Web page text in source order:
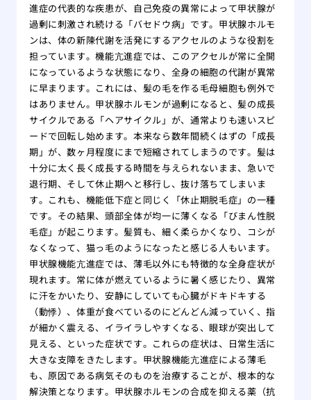
進症の代表的な疾患が、自己免疫の異常によって甲状腺が
過剰に刺激され続ける「バセドウ病」です。甲状腺ホルモ
ンは、体の新陳代謝を活発にするアクセルのような役割を
担っています。機能亢進症では、このアクセルが常に全開
になっているような状態になり、全身の細胞の代謝が異常
に早まります。これには、髪の毛を作る毛母細胞も例外で
はありません。甲状腺ホルモンが過剰になると、髪の成長
サイクルである「ヘアサイクル」が、通常よりも速いスピ
ードで回転し始めます。本来なら数年間続くはずの「成長
期」が、数ヶ月程度にまで短縮されてしまうのです。髪は
十分に太く長く成長する時間を与えられないまま、急いで
退行期、そして休止期へと移行し、抜け落ちてしまいま
す。これも、機能低下症と同じく「休止期脱毛症」の一種
です。その結果、頭部全体が均一に薄くなる「びまん性脱
毛症」が起こります。髪質も、細く柔らかくなり、コシが
なくなって、猫っ毛のようになったと感じる人もいます。
甲状腺機能亢進症では、薄毛以外にも特徴的な全身症状が
現れます。常に体が燃えているように暑く感じたり、異常
に汗をかいたり、安静にしていても心臓がドキドキする
（動悸）、体重が食べているのにどんどん減っていく、指
が細かく震える、イライラしやすくなる、眼球が突出して
見える、といった症状です。これらの症状は、日常生活に
大きな支障をきたします。甲状腺機能亢進症による薄毛
も、原因である病気そのものを治療することが、根本的な
解決策となります。甲状腺ホルモンの合成を抑える薬（抗